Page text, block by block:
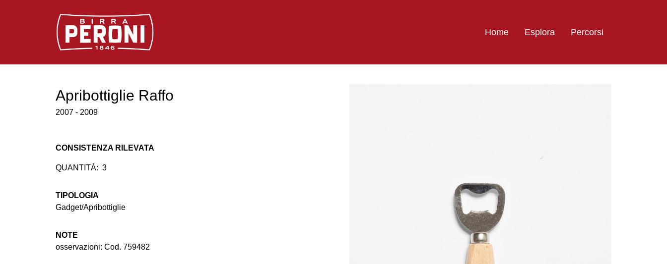
Logo Birra Peroni
Home Esplora Percorsi
Apribottiglie Raffo
2007 - 2009
CONSISTENZA RILEVATA
QUANTITÀ: 3
TIPOLOGIA
Gadget/Apribottiglie
NOTE
osservazioni: Cod. 759482